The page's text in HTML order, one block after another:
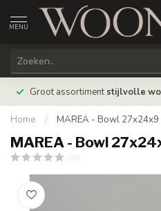
MENU
Groot assortimentstijlvolle
Home / MAREA - Bowl
MAREA - Bowl
(0)